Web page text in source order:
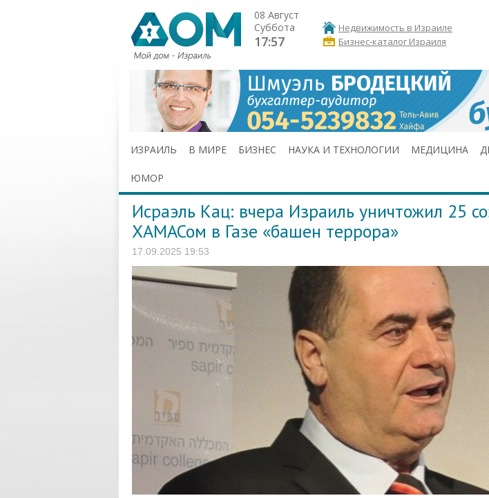
08 Август
Суббота
17:57
Недвижимость в Израиле
Бизнес-каталог Израиля
ИЗРАИЛЬ В МИРЕ БИЗНЕС НАУКА И ТЕХНОЛОГИИ МЕДИЦИНА
ЮМОР
Исраэль Кац: вчера Израиль уничтожил 25
ХАМАСом в Газе «башен террора»
17.09.2025 19:53